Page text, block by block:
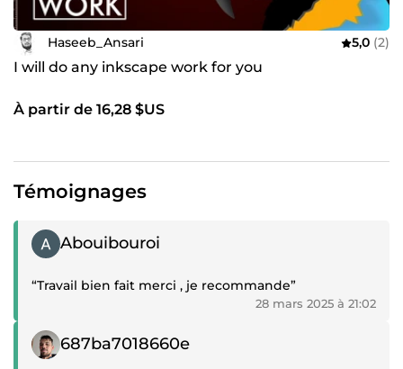
Haseeb_Ansari 5,0 (2)
I will do any inkscape work for you
À partir de 16,28 $US
Témoignages
Témoignage positif
Abouibouroi
“Travail bien fait merci , je recommande”
28 mars 2025 à 21:02
Témoignage positif
687ba7018660e